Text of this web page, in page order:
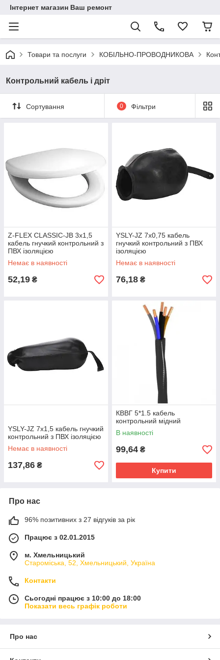
Інтернет магазин Ваш ремонт
Товари та послуги КОБІЛЬНО-ПРОВОДНИКОВА
Контрольний кабель і дріт
Сортування 0 Фільтри
Z-FLEX CLASSIC-JB 3х1,5
кабель гнучкий контрольний з
ПВХ ізоляцією
Немає в наявності
52,19 ₴
YSLY-JZ 7х0,75 кабель
гнучкий контрольний з ПВХ
ізоляцією
Немає в наявності
76,18 ₴
YSLY-JZ 7х1,5 кабель гнучкий
контрольний з ПВХ ізоляцією
Немає в наявності
137,86 ₴
КВВГ 5*1.5 кабель
контрольний мідний
В наявності
99,64 ₴
Купити
Про нас
96% позитивних з 27 відгуків за рік
Працює з 02.01.2015
м. Хмельницький
Староміська, 52, Хмельницький, Україна
Контакти
Сьогодні працює з 10:00 до 18:00
Показати весь графік роботи
Про нас